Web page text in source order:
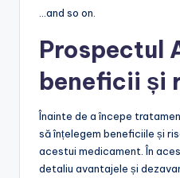
…and so on.
Prospectul
beneficii și
Înainte de a începe
să înțelegem beneficiile și
acestui medicament. În
detaliu avantajele și